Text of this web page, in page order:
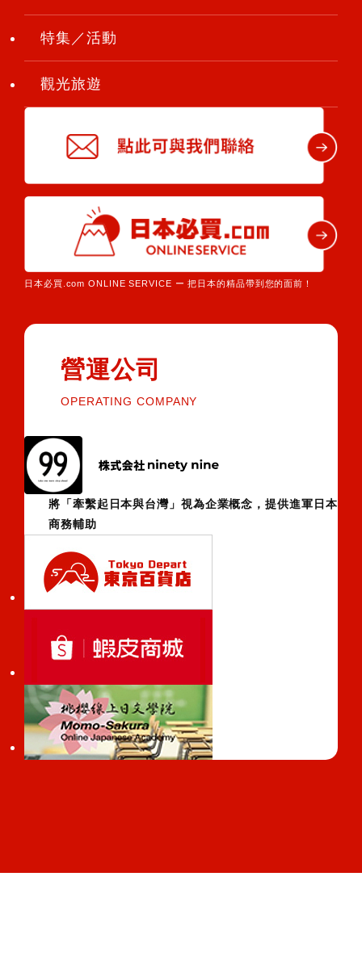
特集／活動
觀光旅遊
日本必買.com ONLINE SERVICE ー 把日本的精品帶到您的面前！
營運公司
OPERATING COMPANY
將「牽繫起日本與台灣」視為企業概念，提供進軍日本
商務輔助